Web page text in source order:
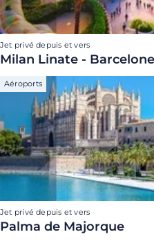
Jet privé depuis et vers
Milan Linate - Barcelone
Aéroports
Jet privé depuis et vers
Palma de Majorque